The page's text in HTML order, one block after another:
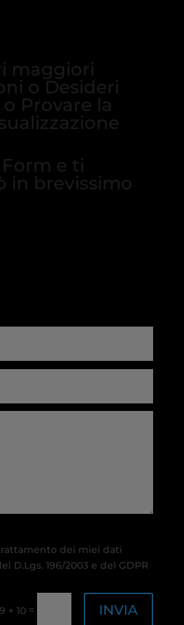
maggiori
o Desideri
Provare la
e ti
in brevissimo
dei miei dati
D.Lgs. 196/2003 e del GDPR
9 + 10 = INVIA